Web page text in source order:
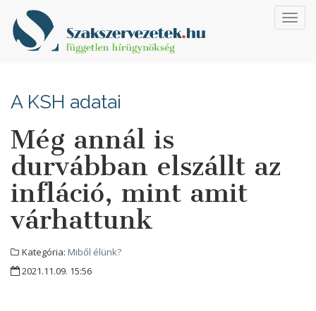
A KSH adatai
Még annál is
durvábban elszállt az
infláció, mint amit
várhattunk
Kategória: Miből élünk?
2021.11.09. 15:56